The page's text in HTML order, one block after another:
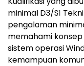
minimal D3/S1
pengalaman
memahami
sistem operasi
kemampuan